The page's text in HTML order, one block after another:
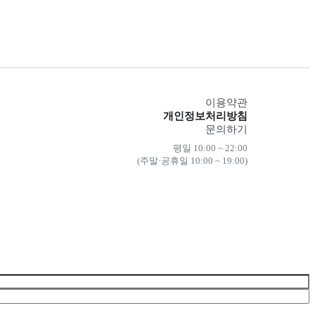
이용약관
개인정보처리방침
문의하기
평일 10:00 ~ 22:00
(주말·공휴일 10:00 ~ 19:00)